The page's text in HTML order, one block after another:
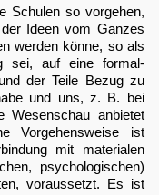
Schulen so vorgehen,
Ideen vom Ganzes
werden könne, so als
sei, auf eine formal-
der Teile Bezug zu
und uns, z. B. bei
Wesenschau anbietet
Vorgehensweise ist
mit materialen
psychologischen)
voraussetzt. Es ist